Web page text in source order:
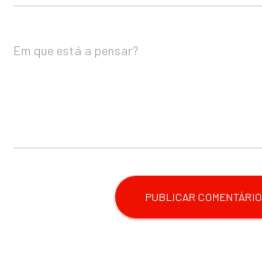
Em que está a pensar?